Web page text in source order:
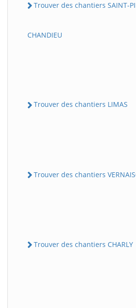
Trouver des chantiers SAINT-
CHANDIEU
Trouver des chantiers LIMAS
Trouver des chantiers
Trouver des chantiers CHARLY